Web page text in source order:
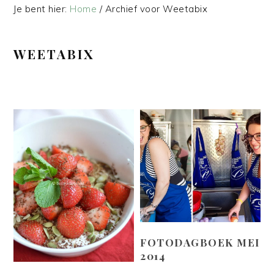
Je bent hier: Home /Archief voor Weetabix
WEETABIX
FOTODAGBOEK MEI
2014